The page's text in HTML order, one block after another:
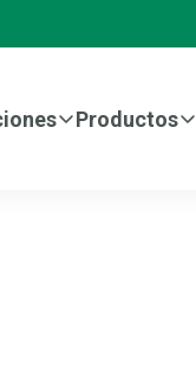
Productos